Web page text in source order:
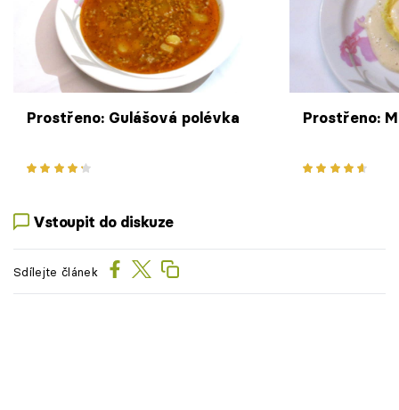
Prostřeno: Gulášová polévka Prostřeno:
Vstoupit do diskuze
Sdílejte článek